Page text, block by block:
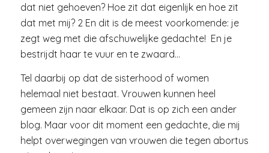
dat niet gehoeven? Hoe zit dat eigenlijk en hoe zit
dat met mij? 2 En dit is de meest voorkomende: je
zegt weg met die afschuwelijke gedachte! En je
bestrijdt haar te vuur en te zwaard…
Tel daarbij op dat de sisterhood of women
helemaal niet bestaat. Vrouwen kunnen heel
gemeen zijn naar elkaar. Dat is op zich een ander
blog. Maar voor dit moment een gedachte, die mij
helpt overwegingen van vrouwen die tegen abortus